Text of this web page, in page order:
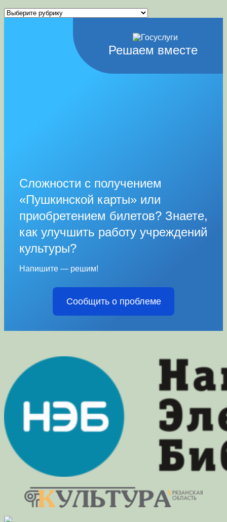
Рубрики
Решаем вместе
Сложности с получением
«Пушкинской карты» или
приобретением билетов? Знаете,
как улучшить работу учреждений
культуры?
Напишите — решим!
Сообщить о проблеме